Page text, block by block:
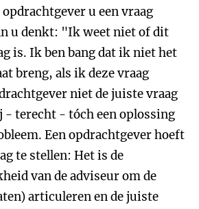
u een vraag
u denkt: "Ik weet niet of dit
is. Ik ben bang dat ik niet het
breng, als ik deze vraag
niet de juiste vraag
- terecht - tóch een oplossing
Een opdrachtgever hoeft
te stellen: Het is de
van de adviseur om de
articuleren en de juiste